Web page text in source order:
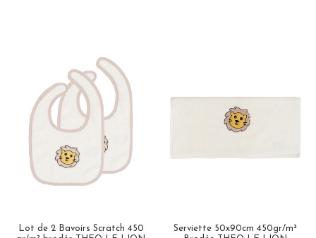
Lot de 2 Bavoirs Scratch 450
Serviette 50x90cm 450gr/m²